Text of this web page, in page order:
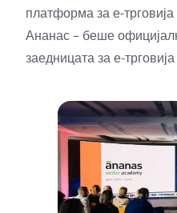
платформа за е-
Ананас – беше
заедницата за е-